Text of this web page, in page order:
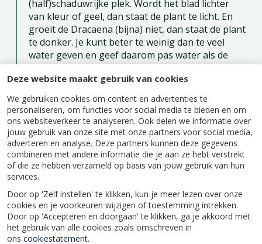
Deze website maakt gebruik van cookies
We gebruiken cookies om content en advertenties te
personaliseren, om functies voor social media te bieden en om
ons websiteverkeer te analyseren. Ook delen we informatie over
jouw gebruik van onze site met onze partners voor social media,
adverteren en analyse. Deze partners kunnen deze gegevens
combineren met andere informatie die je aan ze hebt verstrekt
of die ze hebben verzameld op basis van jouw gebruik van hun
services.
Door op 'Zelf instellen' te klikken, kun je meer lezen over onze
cookies en je voorkeuren wijzigen of toestemming intrekken.
Door op 'Accepteren en doorgaan' te klikken, ga je akkoord met
het gebruik van alle cookies zoals omschreven in
ons cookiestatement.
(half)schaduwrijke plek. Wordt het blad lichter
van kleur of geel, dan staat de plant te licht. En
groeit de Dracaena (bijna) niet, dan staat de plant
te donker. Je kunt beter te weinig dan te veel
water geven en geef daarom pas water als de
grond weer droog aanvoelt. In de zomer geef je
iets meer water dan in de winter omdat de grond
dan sneller zal opdrogen. Sproeien hoeft niet
maar zo verwijder je wel gemakkelijk het stof van
het blad. En beginnend ongedierte spoel je er zo
vanaf. Verpotten kun je het beste in de lente
doen. Eventuele beschadigde wortels herstellen
dan sneller. En plantenvoeding geef je alleen in
de lente- en zomermaanden. Geef gewone
vloeibare kamerplantenvoeding.